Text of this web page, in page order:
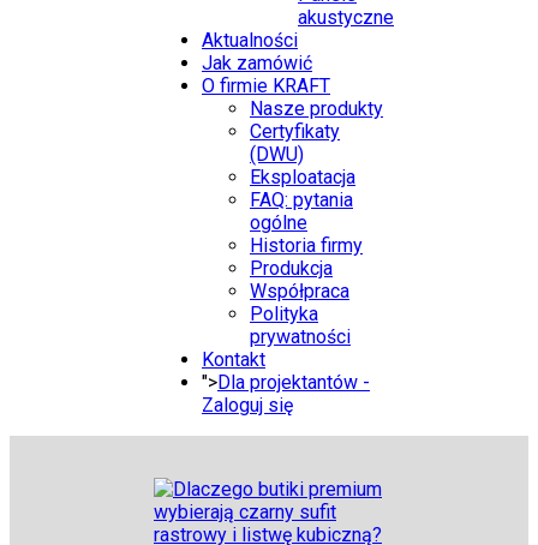
akustyczne
Aktualności
Jak zamówić
O firmie KRAFT
Nasze produkty
Certyfikaty
(DWU)
Eksploatacja
FAQ: pytania
ogólne
Historia firmy
Produkcja
Współpraca
Polityka
prywatności
Kontakt
">Dla projektantów -
Zaloguj się